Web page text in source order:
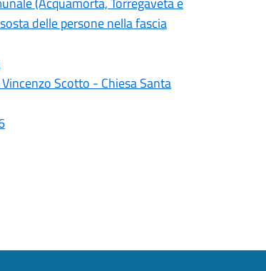
delle persone nella fascia
Scotto - Chiesa Santa